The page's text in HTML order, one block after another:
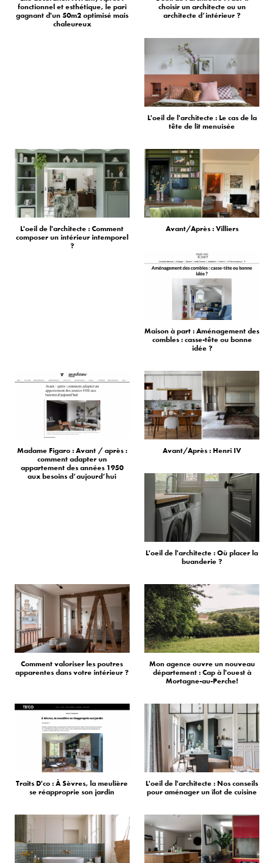
fonctionnel et esthétique, le pari
gagnant d'un 50m2 optimisé mais
chaleureux
choisir un architecte ou un
architecte d’intérieur ?
L'oeil de l'architecte : Le cas de la
tête de lit menuisée
L'oeil de l'architecte : Comment
composer un intérieur intemporel
?
Avant/Après : Villiers
Maison à part : Aménagement des
combles : casse-tête ou bonne
idée ?
Madame Figaro : Avant / après :
comment adapter un
appartement des années 1950
aux besoins d’aujourd’hui
Avant/Après : Henri IV
L'oeil de l'architecte : Où placer la
buanderie ?
Comment valoriser les poutres
apparentes dans votre intérieur ?
Mon agence ouvre un nouveau
département : Cap à l'ouest à
Mortagne-au-Perche!
Traits D'co : À Sèvres, la meulière
se réapproprie son jardin
L'oeil de l'architecte : Nos conseils
pour aménager un îlot de cuisine